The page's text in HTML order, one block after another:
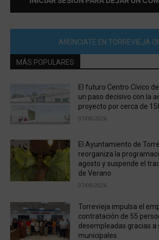
ANÚNCIATE EN TORREVIEJA
MÁS POPULARES
El futuro Centro Cívico
un paso decisivo con la
proyecto por cerca de
07/08/2026
El Ayuntamiento de
reorganiza la
agosto y suspende el
de Verano
07/08/2026
Torrevieja impulsa el
contratación de 55
desempleadas gracias a
municipales